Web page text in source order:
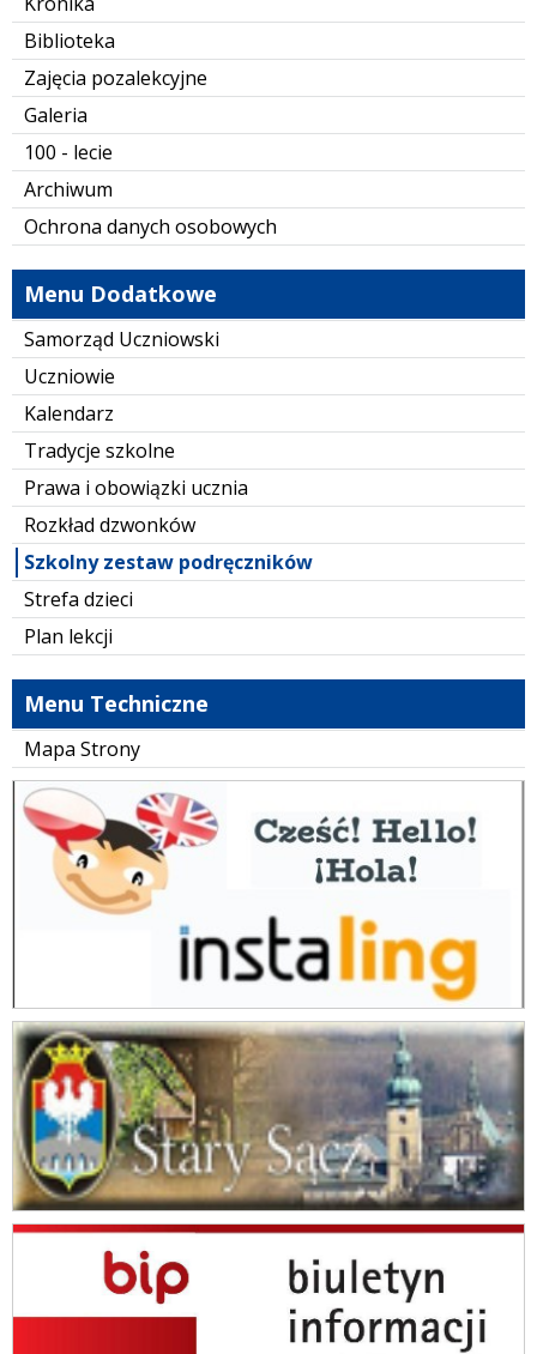
Biblioteka
Zajęcia pozalekcyjne
Galeria
100 - lecie
Archiwum
Ochrona danych osobowych
Menu Dodatkowe
Samorząd Uczniowski
Uczniowie
Kalendarz
Tradycje szkolne
Prawa i obowiązki ucznia
Rozkład dzwonków
Szkolny zestaw podręczników
Strefa dzieci
Plan lekcji
Menu Techniczne
Mapa Strony
instaling
Gmina Stary Sącz
BIP Szkoła Podstawowa im. Jana Brzechwy w Skrudzinie